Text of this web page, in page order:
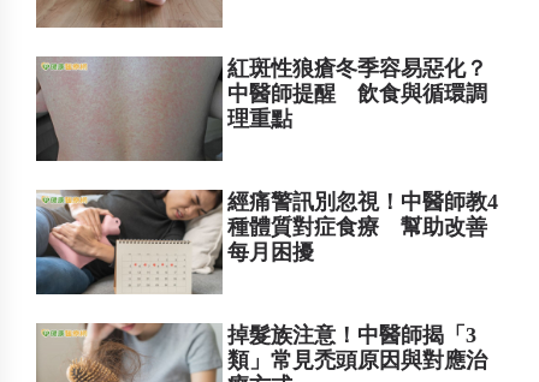
紅斑性狼瘡冬季容易惡化？
中醫師提醒 飲食與循環調
理重點
經痛警訊別忽視！中醫師教4
種體質對症食療 幫助改善
每月困擾
掉髮族注意！中醫師揭「3
類」常見禿頭原因與對應治